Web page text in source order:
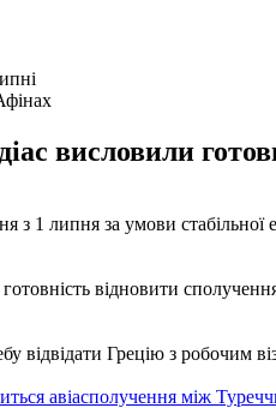
висловили
з 1 липня за умови
відновити
відвідати Грецію з робочим
авіасполучення між